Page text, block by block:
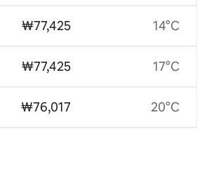
₩77,425
₩77,425
₩76,017
14°C
17°C
20°C